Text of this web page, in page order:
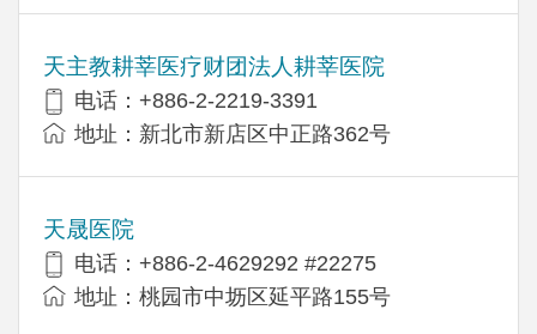
天主教耕莘医疗财团法人耕莘医院
电话：+886-2-2219-3391
地址：新北市新店区中正路362号
天晟医院
电话：+886-2-4629292 #22275
地址：桃园市中坜区延平路155号